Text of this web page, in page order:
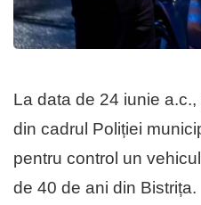
La data de 24 iunie
din cadrul Poliției
pentru control un
de 40 de ani din Bistrița.